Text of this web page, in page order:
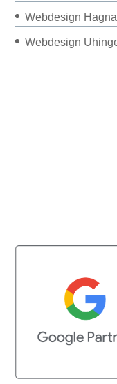
Webdesign
Webdesign